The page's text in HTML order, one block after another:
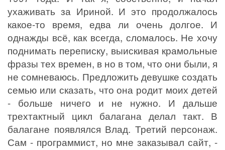
ухаживать за Ириной. И это продолжалось
какое-то время, едва ли очень долгое. И
однажды всё, как всегда, сломалось. Не хочу
поднимать переписку, выискивая крамольные
фразы тех времен, в но в том, что они были, я
не сомневаюсь. Предложить девушке создать
семью или сказать, что она родит моих детей
- больше ничего и не нужно. И дальше
трехтактный цикл балагана делал такт. В
балагане появлялся Влад. Третий персонаж.
Сам - программист, но мне заказывал сайт, -